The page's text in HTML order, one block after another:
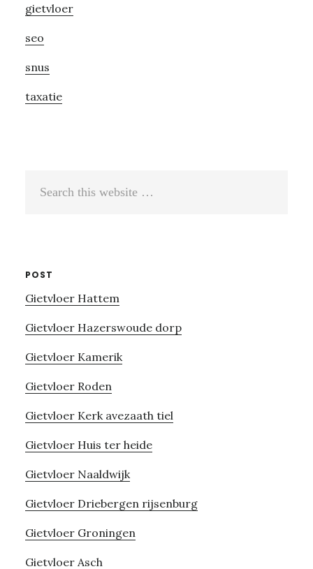
gietvloer
seo
snus
taxatie
POST
Gietvloer Hattem
Gietvloer Hazerswoude dorp
Gietvloer Kamerik
Gietvloer Roden
Gietvloer Kerk avezaath tiel
Gietvloer Huis ter heide
Gietvloer Naaldwijk
Gietvloer Driebergen rijsenburg
Gietvloer Groningen
Gietvloer Asch